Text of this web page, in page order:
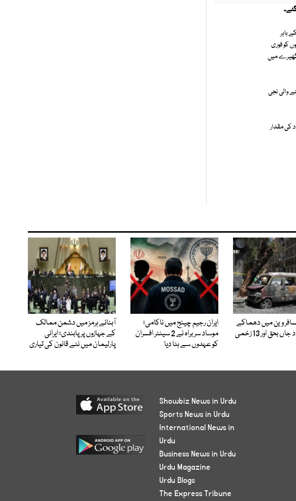
باہر
کو فوری
گھیرے میں
والی نجی
کی مقدار
وین میں دھماکے
ایران رجیم چینج میں ناکامی؛
موساد سربراہ نے 2 سینئر افسران
کو عہدوں سے ہٹا دیا
آبنائے ہرمز میں دشمن ممالک
کے جہازوں پر پابندی؛ ایرانی
پارلیمان میں نئے قانون کی تیاری
Showbiz News in Urdu
Sports News in Urdu
International News in
Urdu
Business News in Urdu
Urdu Magazine
Urdu Blogs
The Express Tribune